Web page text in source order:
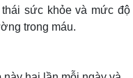
sức khỏe và mức độ
trong máu.